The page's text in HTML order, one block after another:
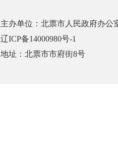
主办单位：北票市人民政府办公
辽ICP备14000980号-1
地址：北票市市府街8号